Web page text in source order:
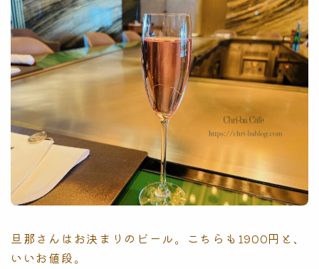
旦那さんはお決まりのビール。こちらも1900円と、
いいお値段。